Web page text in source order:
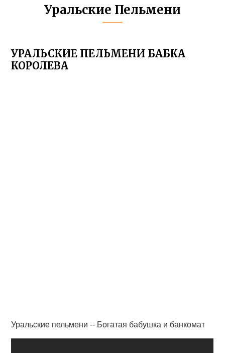
Уральские Пельмени
УРАЛЬСКИЕ ПЕЛЬМЕНИ БАБКА
КОРОЛЕВА
Уральские пельмени -- Богатая бабушка и банкомат